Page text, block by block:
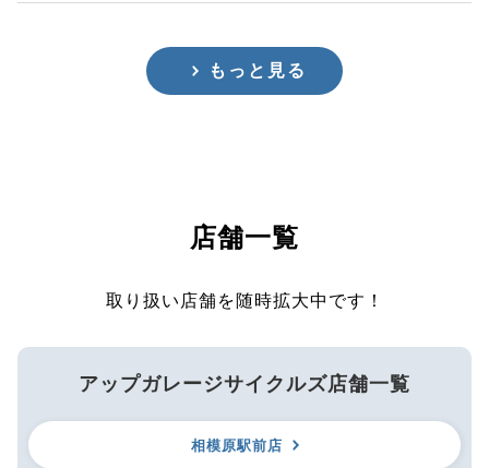
もっと見る
店舗一覧
取り扱い店舗を随時拡大中です！
アップガレージサイクルズ店舗一覧
相模原駅前店